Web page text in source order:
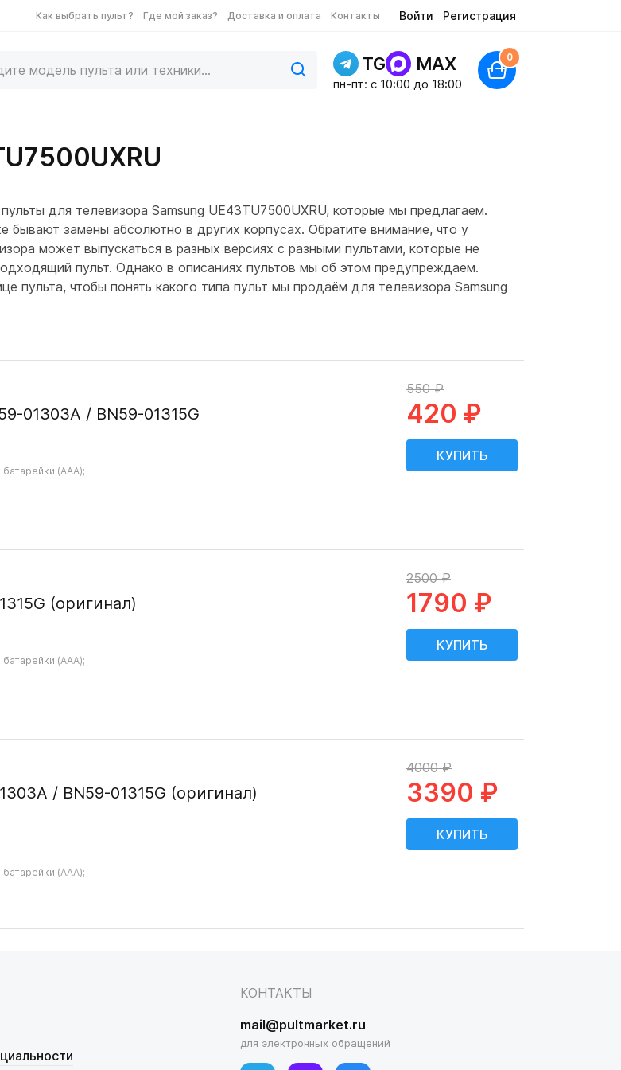
Как выбрать пульт? Где мой заказ? Доставка и оплата Контакты Войти Регистрация
TG MAX
пн-пт: c 10:00 до 18:00
0
для телевизора Samsung UE43TU7500UXRU, которые мы предлагаем.
бывают замены абсолютно в других корпусах. Обратите внимание, что у
может выпускаться в разных версиях с разными пультами, которые не
пульт. Однако в описаниях пультов мы об этом предупреждаем.
пульта, чтобы понять какого типа пульт мы продаём для телевизора Samsung
01303A / BN59-01315G
(AAA);
550 ₽
420 ₽
(оригинал)
(AAA);
2500 ₽
1790 ₽
/ BN59-01315G (оригинал)
(AAA);
4000 ₽
3390 ₽
КОНТАКТЫ
mail@pultmarket.ru
для электронных обращений